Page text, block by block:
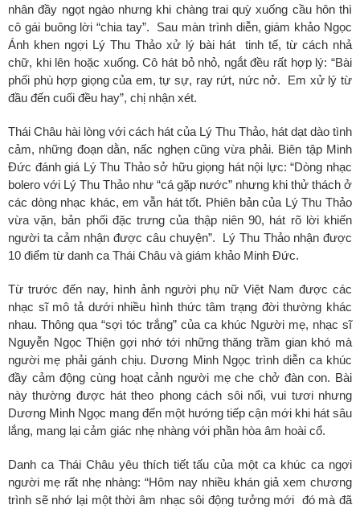
nhân đầy ngọt ngào nhưng khi chàng trai quỳ xuống cầu hôn thì
cô gái buông lời “chia tay”. Sau màn trình diễn, giám khảo Ngọc
Ánh khen ngợi Lý Thu Thảo xử lý bài hát tinh tế, từ cách nhả
chữ, khi lên hoặc xuống. Cô hát bỏ nhỏ, ngắt đều rất hợp lý: “Bài
phối phù hợp giọngcủa em, tự sự, ray rứt, nức nở. Em xử lý từ
đầu đến cuối đều hay”, chị nhận xét.
Thái Châu hài lòng với cách hát của Lý Thu Thảo, hát dạt dào tình
cảm, những đoạn dằn, nấc nghẹn cũng vừa phải. Biên tập Minh
Đức đánh giá Lý Thu Thảo sở hữu giọng hát nội lực: “Dòng nhạc
bolero với Lý Thu Thảo như “cá gặp nước” nhưng khi thử thách ở
các dòng nhạc khác, em vẫn hát tốt. Phiên bản của Lý Thu Thảo
vừa vặn, bản phối đặc trưng của thập niên 90, hát rõ lời khiến
người ta cảm nhận được câu chuyện”. Lý Thu Thảo nhận được
10 điểm từ danh ca Thái Châu và giám khảo Minh Đức.
Từ trước đến nay, hình ảnh người phụ nữ Việt Nam được các
nhạc sĩ mô tả dưới nhiều hình thức tâm trạng đời thường khác
nhau. Thông qua “sợi tóc trắng” của ca khúc Người mẹ, nhạc sĩ
Nguyễn Ngọc Thiện gợi nhớ tới những thăng trầm gian khó mà
người mẹ phải gánh chịu. Dương Minh Ngọc trình diễn ca khúc
đầy cảm động cùng hoạt cảnh người mẹ che chở đàn con. Bài
này thường được hát theo phong cách sôi nổi, vui tươi nhưng
Dương Minh Ngọc mang đến một hướng tiếp cận mới khi hát sâu
lắng, mang lại cảm giác nhẹ nhàng với phần hòa âm hoài cổ.
Danh ca Thái Châu yêu thích tiết tấu của một ca khúc ca ngợi
người mẹ rất nhẹ nhàng: “Hôm nay nhiều khán giả xem chương
trình sẽ nhớ lại một thời âm nhạc sôi động tưởng mới đó mà đã